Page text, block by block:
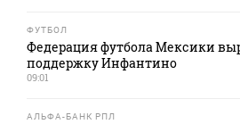
ФУТБОЛ
Федерация футбола Мексики
поддержку Инфантино
09:01
АЛЬФА-БАНК РПЛ